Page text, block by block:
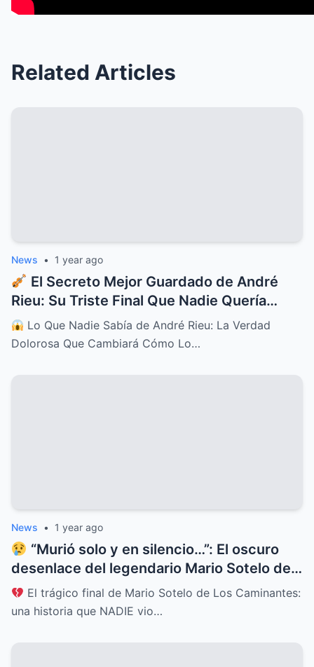
Related Articles
News • 1 year ago
El Secreto Mejor Guardado de André
Rieu: Su Triste Final Que Nadie Quería
Contar
Lo Que Nadie Sabía de André Rieu: La Verdad
Dolorosa Que Cambiará Cómo Lo…
News • 1 year ago
“Murió solo y en silencio…”: El oscuro
desenlace del legendario Mario Sotelo deja
al mundo en shock
El trágico final de Mario Sotelo de Los Caminantes:
una historia que NADIE vio…